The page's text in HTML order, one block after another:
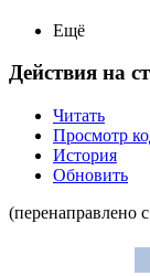
Ещё
Действия на
Читать
Просмотр
История
Обновить
(перенаправлено